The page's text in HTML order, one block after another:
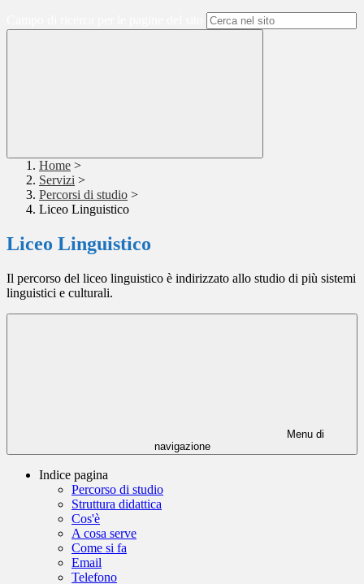
Home >
Servizi >
Percorsi di studio >
Liceo Linguistico
Liceo Linguistico
Il percorso del liceo linguistico è indirizzato allo studio di più sistemi
linguistici e culturali.
Menu di
navigazione
Indice pagina
Percorso di studio
Struttura didattica
Cos'è
A cosa serve
Come si fa
Email
Telefono